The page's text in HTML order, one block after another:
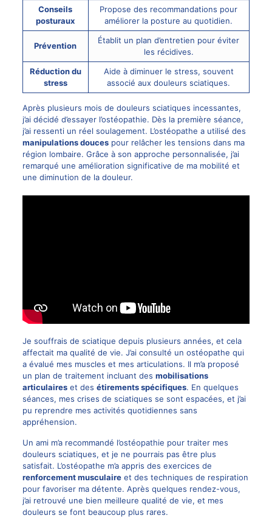
Conseils
posturaux
Propose des recommandations pour
améliorer la posture au quotidien.
Prévention
Établit un plan d’entretien pour éviter
les récidives.
Réduction du
stress
Aide à diminuer le stress, souvent
associé aux douleurs sciatiques.
Après plusieurs mois de douleurs sciatiques incessantes,
j’ai décidé d’essayer l’ostéopathie. Dès la première séance,
j’ai ressenti un réel soulagement. L’ostéopathe a utilisé des
manipulations doucespour relâcher les tensions dans ma
région lombaire. Grâce à son approche personnalisée, j’ai
remarqué une amélioration significative de ma mobilité et
une diminution de la douleur.
Je souffrais de sciatique depuis plusieurs années, et cela
affectait ma qualité de vie. J’ai consulté un ostéopathe qui
a évalué mes muscles et mes articulations. Il m’a proposé
un plan de traitement incluant des mobilisations
articulaireset des étirements spécifiques. En quelques
séances, mes crises de sciatiques se sont espacées, et j’ai
pu reprendre mes activités quotidiennes sans
appréhension.
Un ami m’a recommandé l’ostéopathie pour traiter mes
douleurs sciatiques, et je ne pourrais pas être plus
satisfait. L’ostéopathe m’a appris des exercices de
renforcement musculaireet des techniques de respiration
pour favoriser ma détente. Après quelques rendez-vous,
j’ai retrouvé une bien meilleure qualité de vie, et mes
douleurs se font beaucoup plus rares.